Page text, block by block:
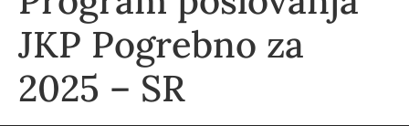
JKP Pogrebno za
2025 – SR